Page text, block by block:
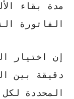
مدة بقاء
الفاتورة
إن اختيار
دقيقة بين
المحددة